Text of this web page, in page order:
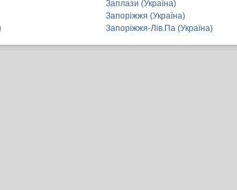
Заплази (Україна)
Запоріжжя (Україна)
Запоріжжя-Лів.Па (Україна)